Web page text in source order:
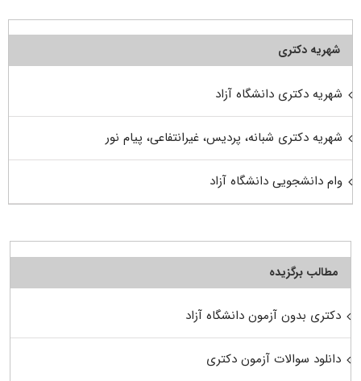
شهریه دکتری
شهریه دکتری دانشگاه آزاد
شهریه دکتری شبانه، پردیس، غیرانتفاعی، پیام نور
وام دانشجویی دانشگاه آزاد
مطالب برگزیده
دکتری بدون آزمون دانشگاه آزاد
دانلود سوالات آزمون دکتری